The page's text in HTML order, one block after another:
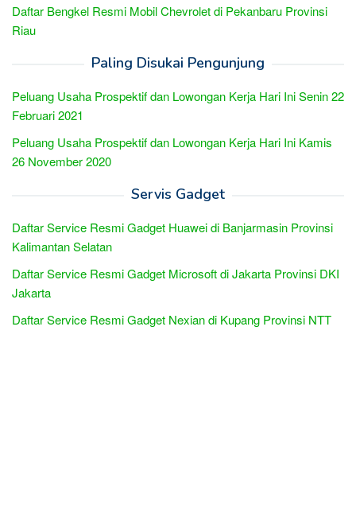
Daftar Bengkel Resmi Mobil Chevrolet di Pekanbaru Provinsi
Riau
Paling Disukai Pengunjung
Peluang Usaha Prospektif dan Lowongan Kerja Hari Ini Senin 22
Februari 2021
Peluang Usaha Prospektif dan Lowongan Kerja Hari Ini Kamis
26 November 2020
Servis Gadget
Daftar Service Resmi Gadget Huawei di Banjarmasin Provinsi
Kalimantan Selatan
Daftar Service Resmi Gadget Microsoft di Jakarta Provinsi DKI
Jakarta
Daftar Service Resmi Gadget Nexian di Kupang Provinsi NTT